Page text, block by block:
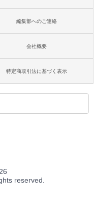
編集部へのご連絡
会社概要
特定商取引法に基づく表示
reserved.